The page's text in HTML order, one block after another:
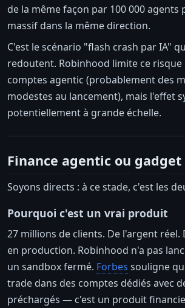
de la même façon par 100 000
massif dans la même direction.
C'est le scénario "flash crash par IA"
redoutent. Robinhood limite ce risque
comptes agentic (probablement des
modestes au lancement), mais l'effet
potentiellement à grande échelle.
Finance agentic ou
Soyons directs : à ce stade, c'est les
Pourquoi c'est un vrai produit
27 millions de clients. De l'argent réel.
en production. Robinhood n'a pas
un sandbox fermé. Forbes souligne
trade dans des comptes dédiés avec
préchargés — c'est un produit